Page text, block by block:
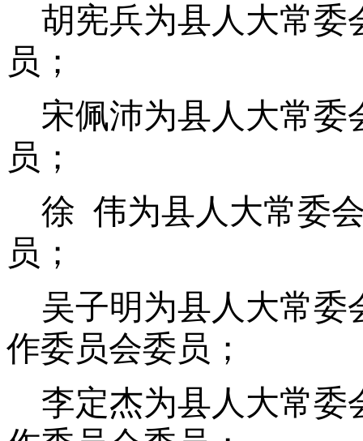
胡宪兵为县人大常委
员；
宋佩沛为县人大常委
员；
徐 伟为县人大常委
员；
吴子明为县人大常委
作委员会委员；
李定杰为县人大常委